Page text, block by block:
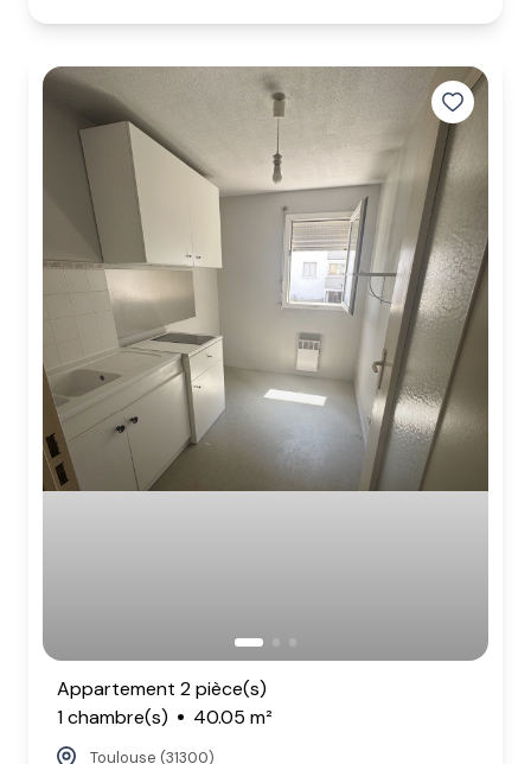
Appartement 2 pièce(s)
1 chambre(s)
40.05 m²
Toulouse (31300)